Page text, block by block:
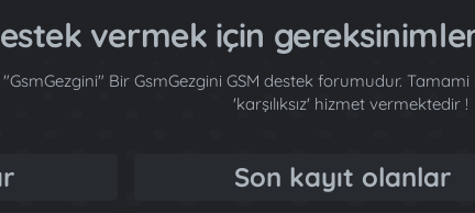
Destek vermek için
"GsmGezgini" Bir GsmGezgini GSM destek forumudur.
'karşılıksız' hizmet vermektedir !
Son kayıt olanlar